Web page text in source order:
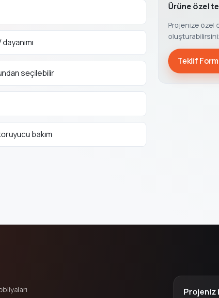
seçilebilir
bakım
Ürüne özel
Projenize özel
Teklif
Projeniz